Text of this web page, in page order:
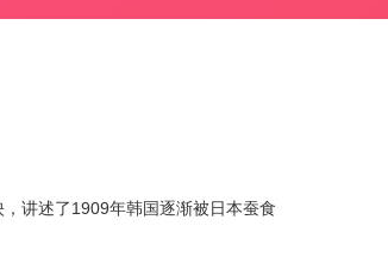
讲述了1909年韩国逐渐被日本蚕食